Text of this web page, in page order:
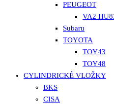
PEUGEOT
VA2
Subaru
TOYOTA
TOY43
TOY48
CYLINDRICKÉ VLOŽKY
BKS
CISA